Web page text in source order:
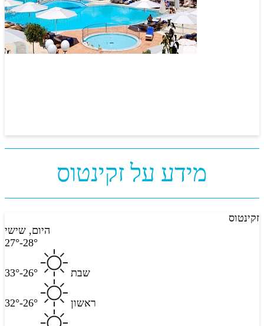
מידע על זקינטוס
זקינטוס
היום, שישי
27°-28°
שבת 26°-33°
ראשון 26°-32°